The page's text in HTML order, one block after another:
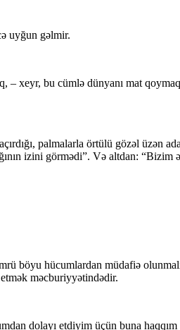
uyğun gəlmir.
xeyr, bu cümlə dünyanı mat
palmalarla örtülü gözəl üzən
izini görmədi”. Və altdan:
böyu hücumlardan müdafiə
məcburiyyətindədir.
dolayı etdiyim üçün buna haqqım